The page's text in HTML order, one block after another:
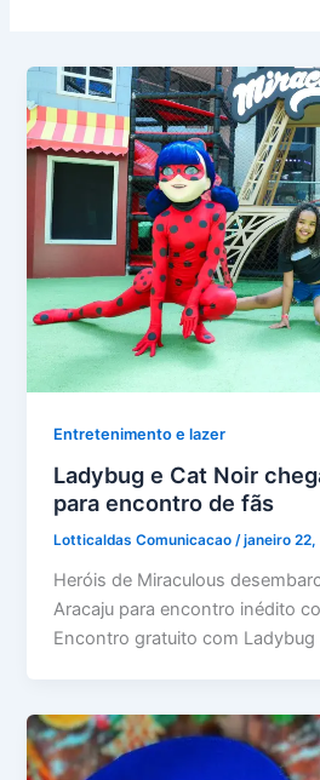
Entretenimento e lazer
Ladybug e Cat Noir
para encontro de fãs
Lotticaldas Comunicacao/janeiro 22,
Heróis de Miraculous
Aracaju para encontro inédito
Encontro gratuito com